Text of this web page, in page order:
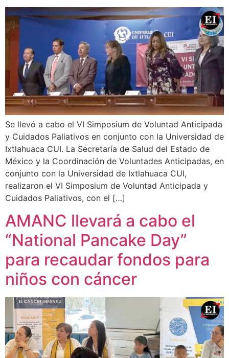
Se llevó a cabo el VI Simposium de Voluntad Anticipada
y Cuidados Paliativos en conjunto con la Universidad de
Ixtlahuaca CUI. La Secretaría de Salud del Estado de
México y la Coordinación de Voluntades Anticipadas, en
conjunto con la Universidad de Ixtlahuaca CUI,
realizaron el VI Simposium de Voluntad Anticipada y
Cuidados Paliativos, con el […]
AMANC llevará a cabo el
“National Pancake Day”
para recaudar fondos para
niños con cáncer